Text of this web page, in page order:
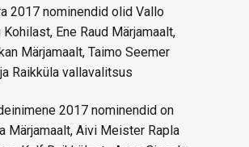
2017 nominendid olid Vallo
Ene Raud Märjamaalt,
Märjamaalt, Taimo Seemer
Raikküla vallavalitsus
2017 nominendid on
Märjamaalt, Aivi Meister Rapla